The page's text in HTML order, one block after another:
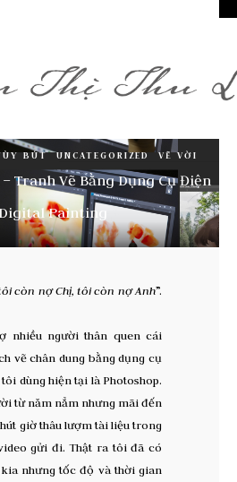
BÚT UNCATEGORIZED VẼ VỜI
Tranh Vẽ Bằng Dụng Cụ Điện
Painting
còn nợ Chị, tôi còn nợ Anh”.
nhiều người thân quen cái
vẽ chân dung bằng dụng cụ
dùng hiện tại là Photoshop.
từ năm nẳm nhưng mãi đến
giờ thâu lượm tài liệu trong
gửi đi. Thật ra tôi đã có
nhưng tốc độ và thời gian